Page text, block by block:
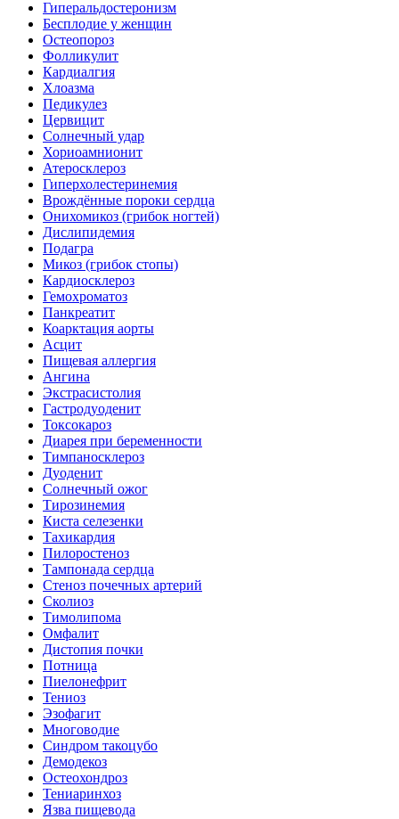
Гиперальдостеронизм
Бесплодие у женщин
Остеопороз
Фолликулит
Кардиалгия
Хлоазма
Педикулез
Цервицит
Солнечный удар
Хориоамнионит
Атеросклероз
Гиперхолестеринемия
Врождённые пороки сердца
Онихомикоз (грибок ногтей)
Дислипидемия
Подагра
Микоз (грибок стопы)
Кардиосклероз
Гемохроматоз
Панкреатит
Коарктация аорты
Асцит
Пищевая аллергия
Ангина
Экстрасистолия
Гастродуоденит
Токсокароз
Диарея при беременности
Тимпаносклероз
Дуоденит
Солнечный ожог
Тирозинемия
Киста селезенки
Тахикардия
Пилоростеноз
Тампонада сердца
Стеноз почечных артерий
Сколиоз
Тимолипома
Омфалит
Дистопия почки
Потница
Пиелонефрит
Тениоз
Эзофагит
Многоводие
Синдром такоцубо
Демодекоз
Остеохондроз
Тениаринхоз
Язва пищевода